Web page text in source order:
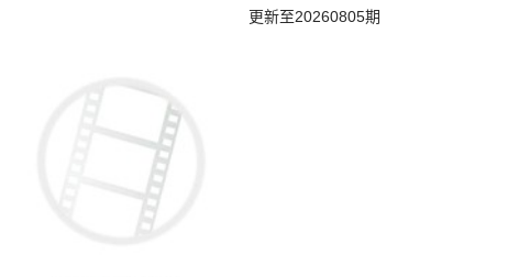
更新至20260805期